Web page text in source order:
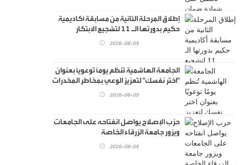
إطلاق المرحلة الثانية من مسابقة أكاديمية
حكيم بدورتها الـ 11 لتشجيع الابتكار
التكنولوجي الطبي2026-08-05
الجامعة الهاشمية تُنظم يومًا توعويًا بعنوان
"اختر نفسك" لتعزيز الوعي بمخاطر المخدرات
2026-08-05
حزب الإصلاح يواصل انفتاحه على الجامعات
ويزور جامعة الزرقاء الخاصة
2026-08-05